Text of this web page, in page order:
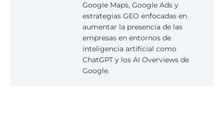
Google Maps, Google Ads y
estrategias GEO enfocadas en
aumentar la presencia de las
empresas en entornos de
inteligencia artificial como
ChatGPT y los AI Overviews de
Google.